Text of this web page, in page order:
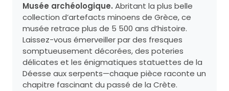
Musée archéologique. Abritant la plus belle
collection d’artefacts minoens de Grèce, ce
musée retrace plus de 5 500 ans d’histoire.
Laissez-vous émerveiller par des fresques
somptueusement décorées, des poteries
délicates et les énigmatiques statuettes de la
Déesse aux serpents—chaque pièce raconte un
chapitre fascinant du passé de la Crète.